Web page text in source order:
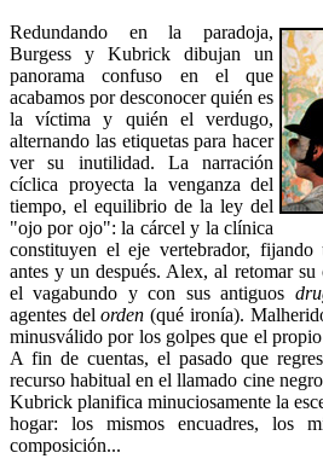
Redundando en la paradoja,
Burgess y Kubrick dibujan un
panorama confuso en el que
acabamos por desconocer quién es
la víctima y quién el verdugo,
alternando las etiquetas para hacer
ver su inutilidad. La narración
cíclica proyecta la venganza del
tiempo, el equilibrio de la ley del
"ojo por ojo": la cárcel y la clínica
constituyen el eje vertebrador,
antes y un después. Alex, al retomar su
el vagabundo y con sus antiguos
agentes delorden (qué ironía).
minusválido por los golpes que el
A fin de cuentas, el pasado que
recurso habitual en el llamado cine
Kubrick planifica minuciosamente la
hogar: los mismos encuadres, los
composición...